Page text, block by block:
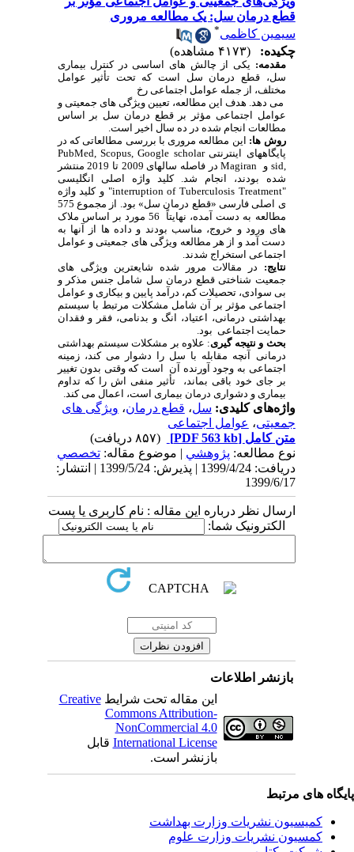
قطع درمان سل: یک مطالعه مروری
سیمین کاظمی
چکیده:
مقدمه:یکی از چالش های اساسی در کنترل بیماری
سل، قطع درمان سل است که تحت تأثیر عوامل
مختلف، از جمله عوامل اجتماعی رخ
می دهد. هدف این مطالعه، تعیین ویژگی های جمعیتی و
عوامل اجتماعی مؤثر بر قطع درمان سل بر اساس
مطالعات انجام شده در ده سال اخیر است.
روش ها:این مطالعه مروری با بررسی مطالعاتی که در
پایگاههای اینترنتیPubMed, Scopus, Google scholar
sid,و Magiran
در فاصله سالهای 2009 تا 2019 منتشر
شده بودند، انجام شد. کلید واژه اصلی انگلیسی
interruption of Tuberculosis Treatment
"و کلید واژه
ی اصلی فارسی «قطع درمان سل» بود. از مجموع 575
مطالعه به دست آمده، نهایتاً 56 مورد بر اساس ملاک
های ورود و خروج، مناسب بودند و داده ها از آنها به
دست آمد و از هر مطالعه ویژگی های جمعیتی و عوامل
اجتماعی استخراج شدند.
نتایج:در مقالات مرور شده شایعترین ویژگی های
جمعیت شناختی قطع درمان سل شامل جنس مذکر و
بی سوادی، تحصیلات کم، درآمد پایین و بیکاری و عوامل
اجتماعی مؤثر بر آن شامل مشکلات مرتبط با سیستم
بهداشتی درمانی، اعتیاد، انگ و بدنامی، فقر و فقدان
حمایت اجتماعی بود.
بحث و نتیجه گیری : علاوه بر مشکلات سیستم بهداشتی
درمانی آنچه مقابله با سل را دشوار می کند، زمینه
اجتماعی به وجود آورنده آن است که وقتی بدون تغییر
بر جای خود باقی بماند، تأثیر منفی اش را که تداوم
بیماری و دشواری درمان بیماری است، اعمال می کند.
واژه‌های کلیدی:سل،قطع درمان،ویژگی های
جمعیتی،عوامل اجتماعی
متن کامل[PDF 563 kb]
نوع مطالعه:پژوهشي| موضوع مقاله:تخصصي
دریافت: 1399/4/24 | پذیرش: 1399/5/24 | انتشار:
1399/6/17
ارسال نظر درباره این مقاله : نام کاربری یا پست
الکترونیک شما:
بازنشر اطلاعات
این مقاله تحت شرایطCreative
Commons Attribution-
NonCommercial 4.0
International Licenseقابل
بازنشر است.
های مرتبط
کمیسیون نشریات وزارت بهداشت
کمسیون نشریات وزارت علوم